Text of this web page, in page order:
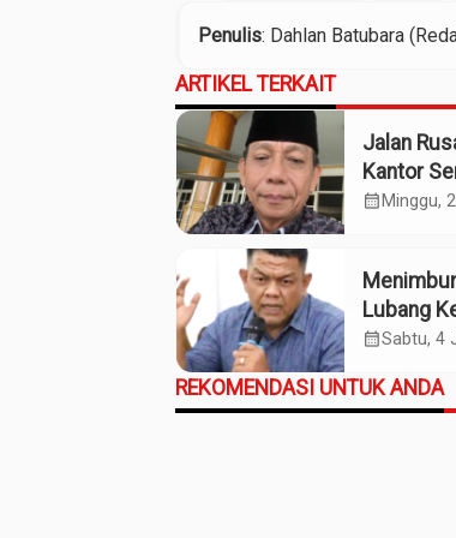
Penulis: Dahlan Batubara
ARTIKEL TERKAIT
Jalan
Kantor
Kebijakan
calendar_month Minggu,
Lubang
Meracuni
calendar_monthSabtu, 4
REKOMENDASI UNTUK ANDA